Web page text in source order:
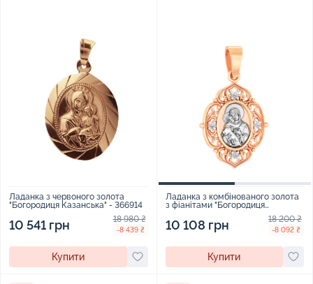
Ладанка з червоного золота
"Богородиця Казанська" - 366914
10 541 грн 18 980 ₴
-8 439 ₴
Купити
Ладанка з комбінованого золота
з фіанітами "Богородиця
Володимирська" - 968943
10 108 грн 18 200 ₴
-8 092 ₴
Купити